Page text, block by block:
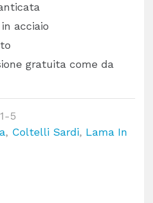
acciaio
gratuita come da
5
, Coltelli Sardi, Lama In